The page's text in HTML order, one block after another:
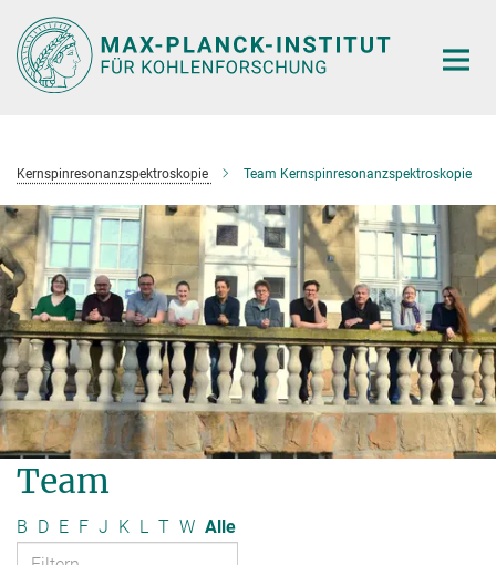
Hauptinhalt
Kernspinresonanzspektroskopie Team Kernspinresonanzspektroskopie
Team
B D E F J K L T W Alle